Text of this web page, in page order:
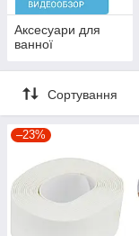
Аксесуари для
ванної
Сортування
–23%